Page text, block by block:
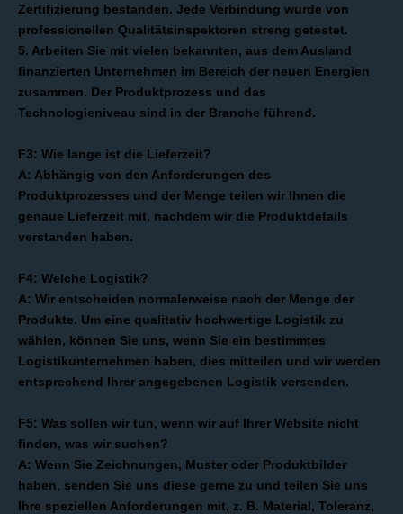
Zertifizierung bestanden. Jede Verbindung wurde von
professionellen Qualitätsinspektoren streng getestet.
5. Arbeiten Sie mit vielen bekannten, aus dem Ausland
finanzierten Unternehmen im Bereich der neuen Energien
zusammen. Der Produktprozess und das
Technologieniveau sind in der Branche führend.
F3: Wie lange ist die Lieferzeit?
A: Abhängig von den Anforderungen des
Produktprozesses und der Menge teilen wir Ihnen die
genaue Lieferzeit mit, nachdem wir die Produktdetails
verstanden haben.
F4: Welche Logistik?
A: Wir entscheiden normalerweise nach der Menge der
Produkte. Um eine qualitativ hochwertige Logistik zu
wählen, können Sie uns, wenn Sie ein bestimmtes
Logistikunternehmen haben, dies mitteilen und wir werden
entsprechend Ihrer angegebenen Logistik versenden.
F5: Was sollen wir tun, wenn wir auf Ihrer Website nicht
finden, was wir suchen?
A: Wenn Sie Zeichnungen, Muster oder Produktbilder
haben, senden Sie uns diese gerne zu und teilen Sie uns
Ihre speziellen Anforderungen mit, z. B. Material, Toleranz,